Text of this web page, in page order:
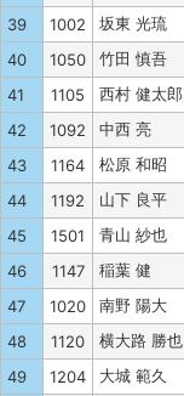
39
1002 坂東 光琉
40
1050 竹田 慎吾
41
1105 西村 健太郎
42
1092 中西 亮
43
1164 松原 和昭
44
1192 山下 良平
45
1501 青山 紗也
46
1147 稲葉 健
47
1020 南野 陽大
48
1120 横大路 勝也
49
1204 大城 範久